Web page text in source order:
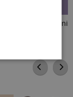
Milujem váľanie